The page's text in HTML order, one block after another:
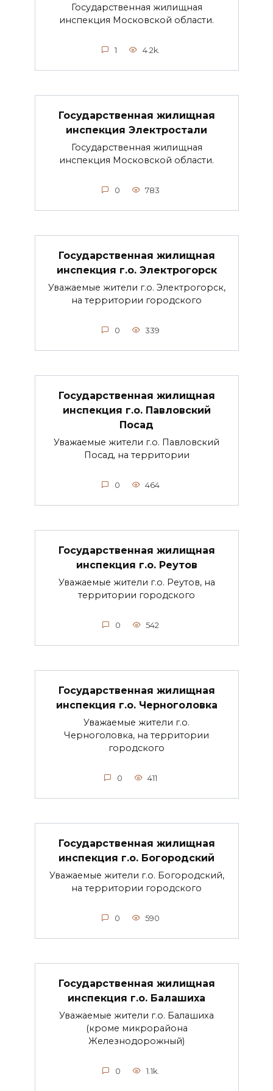
Государственная жилищная
инспекция Московской области.
1 4.2k.
Государственная жилищная
инспекция Электростали
Государственная жилищная
инспекция Московской области.
0 783
Государственная жилищная
инспекция г.о. Электрогорск
Уважаемые жители г.о. Электрогорск,
на территории городского
0 339
Государственная жилищная
инспекция г.о. Павловский
Посад
Уважаемые жители г.о. Павловский
Посад, на территории
0 464
Государственная жилищная
инспекция г.о. Реутов
Уважаемые жители г.о. Реутов, на
территории городского
0 542
Государственная жилищная
инспекция г.о. Черноголовка
Уважаемые жители г.о.
Черноголовка, на территории
городского
0 411
Государственная жилищная
инспекция г.о. Богородский
Уважаемые жители г.о. Богородский,
на территории городского
0 590
Государственная жилищная
инспекция г.о. Балашиха
Уважаемые жители г.о. Балашиха
(кроме микрорайона
Железнодорожный)
0 1.1k.